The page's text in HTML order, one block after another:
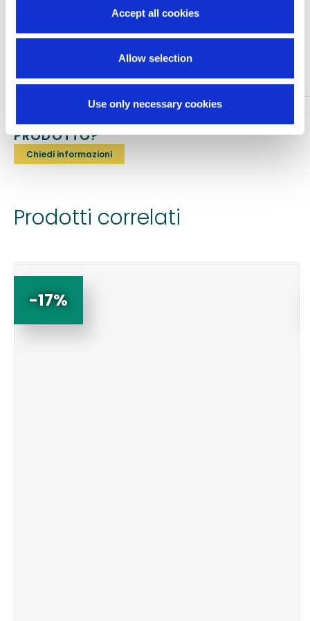
Accept all cookies
Allow selection
Use only necessary cookies
Composizione: 79% poliammide, 21% elasthan.
PRODOTTO?
Chiedi informazioni
Prodotti correlati
-17%